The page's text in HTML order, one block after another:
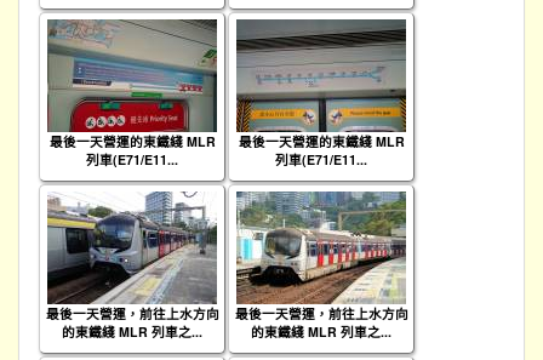
最後一天營運的東鐵綫 MLR
列車(E71/E11...
最後一天營運的東鐵綫 MLR
列車(E71/E11...
最後一天營運，前往上水方向
的東鐵綫 MLR 列車之...
最後一天營運，前往上水方向
的東鐵綫 MLR 列車之...